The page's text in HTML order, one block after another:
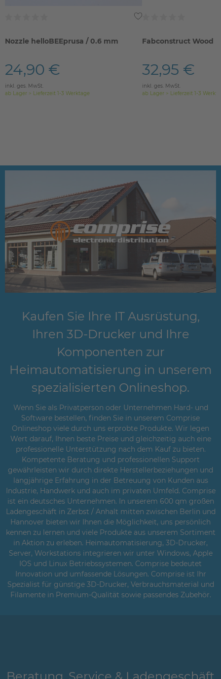
Nozzle helloBEEprusa / 0.6 mm
24,90 €
inkl. ges. MwSt.
ab Lager > Lieferzeit 1-3 Werktage
Fabconstruct Wood
32,95 €
inkl. ges. MwSt.
ab Lager > Lieferzeit 1-3
Kaufen Sie Ihre IT Ausrüstung,
Ihren 3D-Drucker und Ihre
Komponenten zur
Heimautomatisierung in unserem
spezialisierten Onlineshop.
Wenn Sie als Privatperson oder Unternehmen Hard- und
Software bestellen, finden Sie in unserem Comprise
Onlineshop viele durch uns erprobte Produkte. Wir legen
Wert darauf, Ihnen beste Preise und gleichzeitig auch eine
professionelle Unterstützung nach dem Kauf zu bieten.
Kompetente Beratung und professionellen Support
gewährleisten wir durch direkte Herstellerbeziehungen und
langjährige Erfahrung in der Betreuung von Kunden aus
Industrie, Handwerk und auch im privaten Umfeld. Comprise
ist ein deutsches Unternehmen. In unserem 600 qm großen
Ladengeschäft in Zerbst / Anhalt mitten zwischen Berlin und
Hannover bieten wir Ihnen die Möglichkeit, uns persönlich
kennen zu lernen und viele Produkte aus unserem Sortiment
in Aktion zu erleben. Heimautomatisierung, 3D-Drucker,
Server, Workstations integrieren wir unter Windows, Apple
IOS und Linux Betriebssystemen. Comprise bedeutet
Innovation und umfassende Lösungen. Comprise ist Ihr
Spezialist für günstige 3D-Drucker, Verbrauchsmaterial und
Filamente in Premium-Qualität sowie passendes Zubehör.